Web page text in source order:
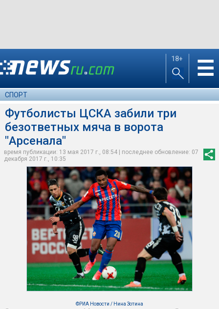
18+ ☰
СПОРТ
Футболисты ЦСКА забили три
безответных мяча в ворота
"Арсенала"
время публикации: 13 мая 2017 г., 08:54 | последнее обновление: 07
декабря 2017 г., 10:35
©РИА Новости / Нина Зотина